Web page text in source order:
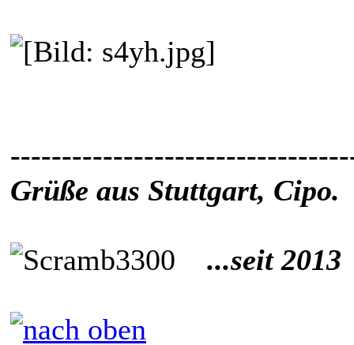
Grüße aus Stuttgart, Cipo.
...seit 2013